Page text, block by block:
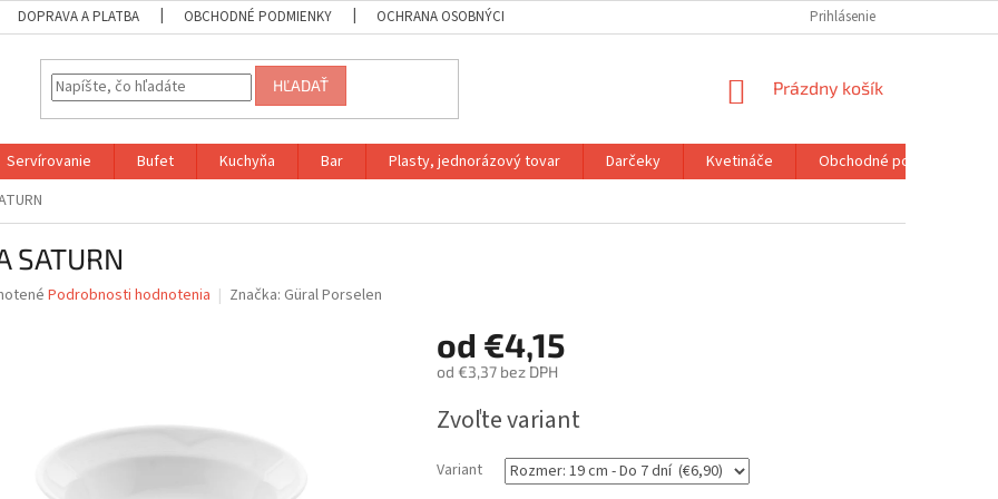
DOPRAVA A PLATBA OBCHODNÉ PODMIENKY OCHRANA OSOBNÝCH ÚDAJOV Prihlásenie
HĽADAŤ
NÁKUPNÝ
Prázdny košík
Servírovanie Bufet Kuchyňa Bar Plasty, jednorázový tovar Darčeky Kvetináče
Obchodné podmienky
SATURN
Podrobnosti hodnotenia Značka: Güral Porselen
od €4,15
od €3,37bez DPH
cena:
Zvoľte variant
Variant